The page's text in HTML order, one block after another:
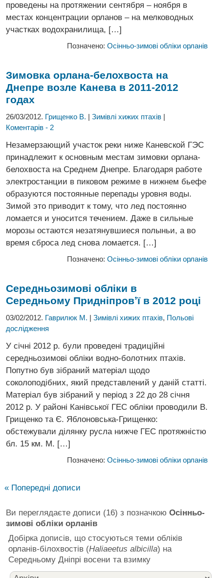
проведены на протяжении сентября – ноября в
местах концентрации орланов – на мелководных
участках водохранилища, […]
Позначено:Осінньо-зимові обліки орланів
Зимовка орлана-белохвоста на
Днепре возле Канева в 2011-2012
годах
26/03/2012. Грищенко В. | Зимівлі хижих птахів |
Коментарів - 2
Незамерзающий участок реки ниже Каневской ГЭС
принадлежит к основным местам зимовки орлана-
белохвоста на Среднем Днепре. Благодаря работе
электростанции в пиковом режиме в нижнем бьефе
образуются постоянные перепады уровня воды.
Зимой это приводит к тому, что лед постоянно
ломается и уносится течением. Даже в сильные
морозы остаются незатянувшиеся полыньи, а во
время сброса лед снова ломается. […]
Позначено:Осінньо-зимові обліки орланів
Середньозимові обліки в
Середньому Придніпровʼї в 2012 році
03/02/2012. Гаврилюк М. | Зимівлі хижих птахів, Польові
дослідження
У січні 2012 р. були проведені традиційні
середньозимові обліки водно-болотних птахів.
Попутно був зібраний матеріал щодо
соколоподібних, який представлений у даній статті.
Матеріал був зібраний у період з 22 до 28 січня
2012 р. У районі Канівської ГЕС обліки проводили В.
Грищенко та Є. Яблоновська-Грищенко:
обстежували ділянку русла нижче ГЕС протяжністю
бл. 15 км. М. […]
Позначено:Осінньо-зимові обліки орланів
« Попередні дописи
Ви переглядаєте дописи (16) з позначкою Осінньо-
зимові обліки орланів
Добірка дописів, що стосуються теми обліків
орланів-білохвостів (Haliaeetus albicilla) на
Середньому Дніпрі восени та взимку